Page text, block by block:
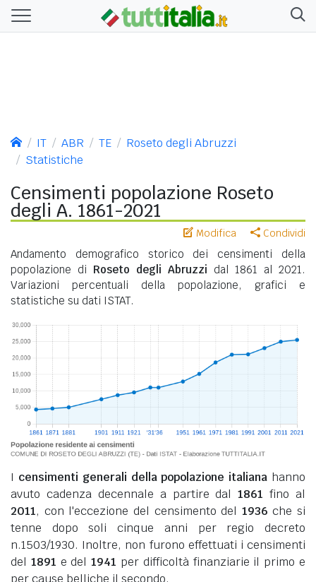
IT ABR TE
Roseto degli Abruzzi
Statistiche
Censimenti popolazione Roseto
degli A. 1861-2021
Modifica Condividi
Andamento demografico storico dei censimenti della
popolazione di Roseto degli Abruzzi dal 1861 al 2021.
Variazioni percentuali della popolazione, grafici e
statistiche su dati ISTAT.
I censimenti generali della popolazione italiana hanno
avuto cadenza decennale a partire dal1861 fino al
2011, con l'eccezione del censimento del 1936 che si
tenne dopo soli cinque anni per regio decreto
n.1503/1930. Inoltre, non furono effettuati i censimenti
del 1891 e del1941 per difficoltà finanziarie il primo e
per cause belliche il secondo.